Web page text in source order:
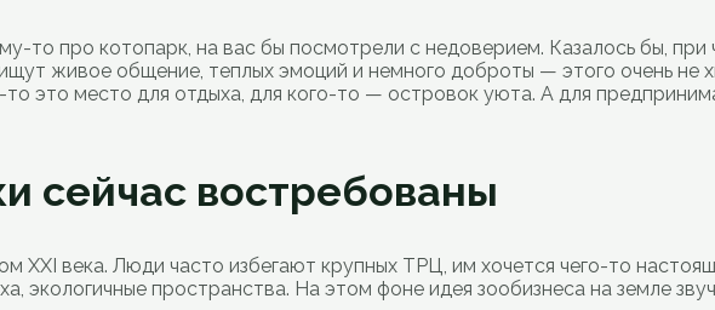
то про котопарк, на вас бы посмотрели с недоверием. Казалось бы,
живое общение, теплых эмоций и немного доброты — этого очень не
это место для отдыха, для кого-то — островок уюта. А для
сейчас востребованы
XXI века. Люди часто избегают крупных ТРЦ, им хочется чего-то
экологичные пространства. На этом фоне идея зообизнеса на земле